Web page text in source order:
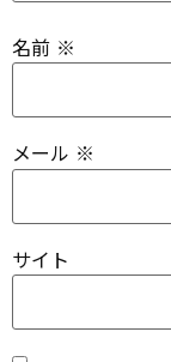
名前 ※
メール ※
サイト